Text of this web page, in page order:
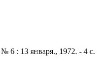
: 13 января., 1972. - 4 с.